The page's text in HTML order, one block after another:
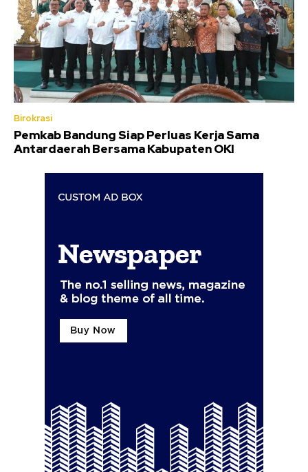
Birokrasi
Pemkab Bandung Siap Perluas Kerja Sama
Antardaerah Bersama Kabupaten OKI